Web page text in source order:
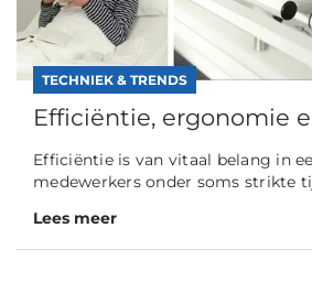
TECHNIEK & TRENDS
Efficiëntie, ergonomie
Efficiëntie is van vitaal belang in
medewerkers onder soms strikte
Lees meer